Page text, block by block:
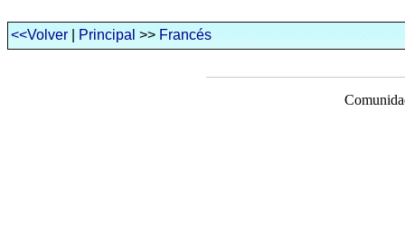
<<Volver Principal >> Francés